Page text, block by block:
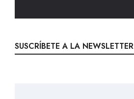
SUSCRÍBETE A LA NEWSLETTER